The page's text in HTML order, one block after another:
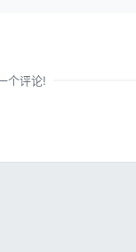
个评论!